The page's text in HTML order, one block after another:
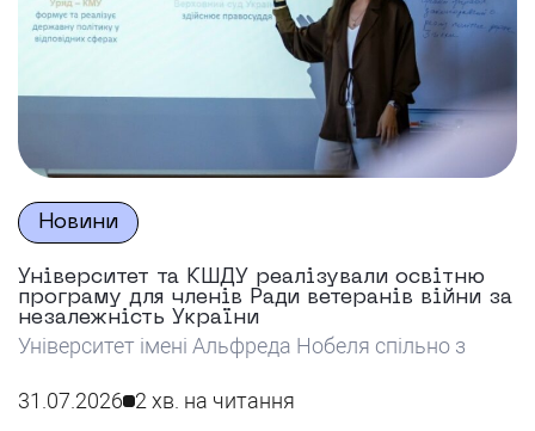
Новини
Університет та КШДУ реалізували освітню
програму для членів Ради ветеранів війни за
незалежність України
Університет імені Альфреда Нобеля спільно з
Ради ветеранів війни за незалежність України,
31.07.2026 2 хв. на читання